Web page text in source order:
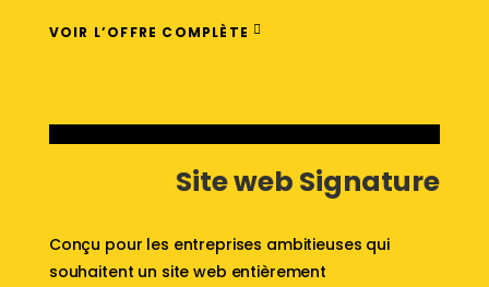
VOIR L’OFFRE COMPLÈTE
Site web Signature
Conçu pour les entreprises ambitieuses qui
souhaitent un site web entièrement